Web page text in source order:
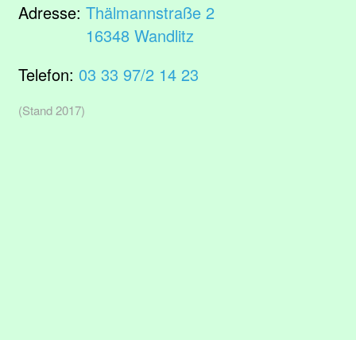
Adresse: Thälmannstraße 2
16348 Wandlitz
Telefon: 03 33 97/2 14 23
(Stand 2017)